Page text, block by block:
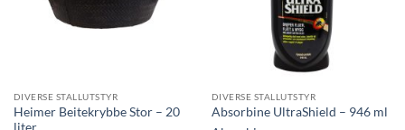
DIVERSE STALLUTSTYR
Heimer Beitekrybbe Stor – 20
liter
DIVERSE STALLUTSTYR
Absorbine UltraShield – 946 ml